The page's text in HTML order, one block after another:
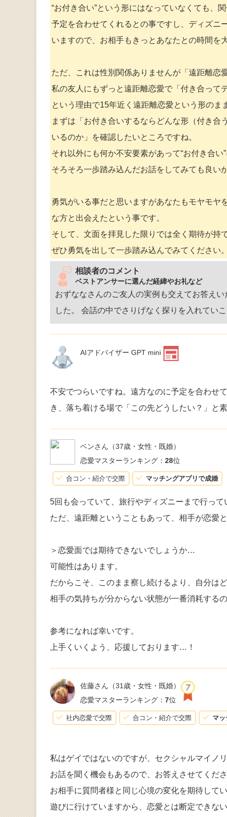
“お付き合い”という形にはなっていなくても、
予定を合わせてくれるとの事ですし、ディズニ
いますので、お相手もきっとあなたとの時間を
ただ、これは性別関係ありませんが「遠距離恋
私の友人にもずっと遠距離恋愛で「付き合って
という理由で15年近く遠距離恋愛という形のま
まずは「お付き合いするならどんな形（付き
いるのか」を確認したいところですね。
それ以外にも何か不安要素があって“お付き合
そろそろ一歩踏み込んだお話をしてみても良い
勇気がいる事だと思いますがあなたもモヤモヤ
な方と出会えたという事です。
そして、文面を拝見した限りでは全く期待が持
ぜひ勇気を出して一歩踏み込んでみてください
相談者のコメント
ベストアンサーに選んだ経緯やお礼など
おずななさんのご友人の実例も交えてお答え
した。 会話の中でさりげなく探りを入れてい
AIアドバイザー GPT mini
不安でつらいですね。遠方なのに予定を合わせ
き、落ち着ける場で「この先どうしたい？」と
ベンさん （37歳・女性・既婚）
恋愛マスターランキング： 28位
合コン・紹介で交際 マッチングアプリで成婚
5回も会っていて、旅行やディズニーまで行っ
ただ、遠距離ということもあって、相手が恋愛
＞恋愛面では期待できないでしょうか…
可能性はあります。
だからこそ、このまま察し続けるより、自分は
相手の気持ちが分からない状態が一番消耗する
参考になれば幸いです。
上手くいくよう、応援しております…！
佐藤さん （31歳・女性・既婚）
恋愛マスターランキング： 7位
社内恋愛で交際 合コン・紹介で交際 マ
私はゲイではないのですが、セクシャルマイノ
お話を聞く機会もあるので、お答えさせてくださ
お相手に質問者様と同じ心境の変化を期待して
遊びに行けていますから、恋愛とは断定できな